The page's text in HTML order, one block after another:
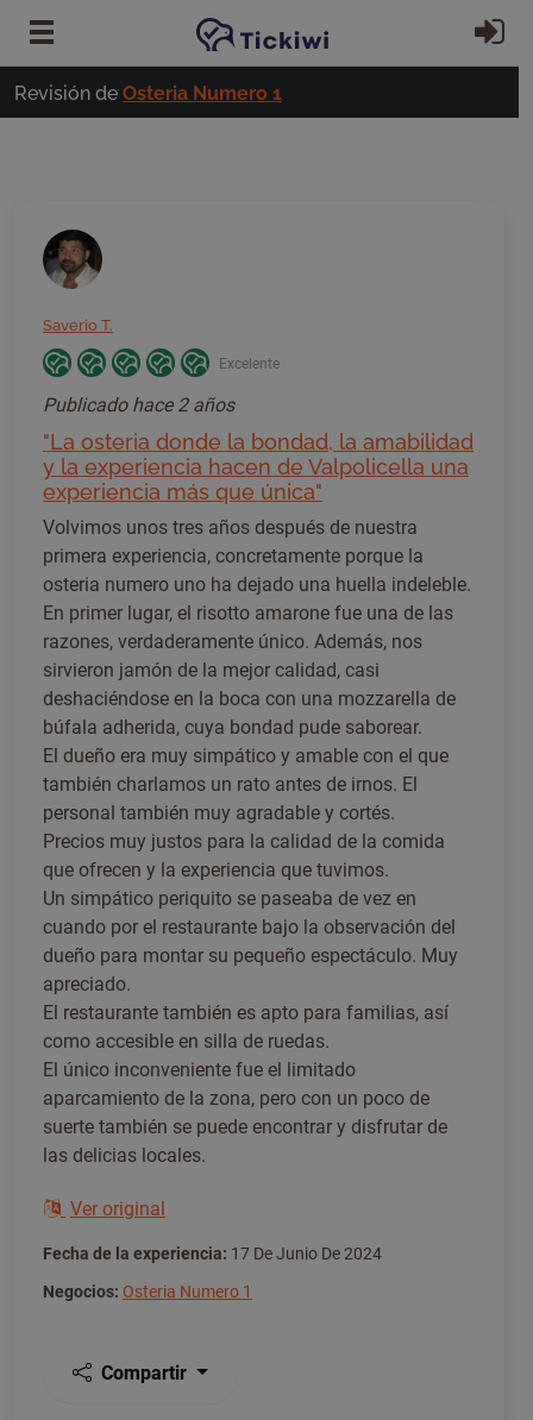
Revisión de Osteria Numero 1
Saverio T.
Excelente
Publicado hace 2 años
"La osteria donde la bondad, la amabilidad
y la experiencia hacen de Valpolicella una
experiencia más que única"
Volvimos unos tres años después de nuestra
primera experiencia, concretamente porque la
osteria numero uno ha dejado una huella indeleble.
En primer lugar, el risotto amarone fue una de las
razones, verdaderamente único. Además, nos
sirvieron jamón de la mejor calidad, casi
deshaciéndose en la boca con una mozzarella de
búfala adherida, cuya bondad pude saborear.
El dueño era muy simpático y amable con el que
también charlamos un rato antes de irnos. El
personal también muy agradable y cortés.
Precios muy justos para la calidad de la comida
que ofrecen y la experiencia que tuvimos.
Un simpático periquito se paseaba de vez en
cuando por el restaurante bajo la observación del
dueño para montar su pequeño espectáculo. Muy
apreciado.
El restaurante también es apto para familias, así
como accesible en silla de ruedas.
El único inconveniente fue el limitado
aparcamiento de la zona, pero con un poco de
suerte también se puede encontrar y disfrutar de
las delicias locales.
Ver original
Fecha de la experiencia: 17 De Junio De 2024
Negocios: Osteria Numero 1
Compartir